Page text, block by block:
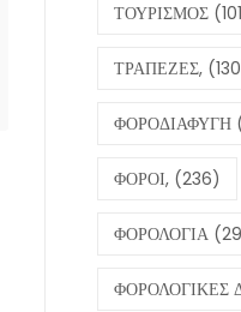
ΤΟΥΡΙΣΜΟΣ
ΤΡΑΠΕΖΕΣ,
ΦΟΡΟΔΙΑΦΥΓΗ
ΦΟΡΟΙ, (236)
ΦΟΡΟΛΟΓΙΑ
ΦΟΡΟΛΟΓΙΚΕΣ